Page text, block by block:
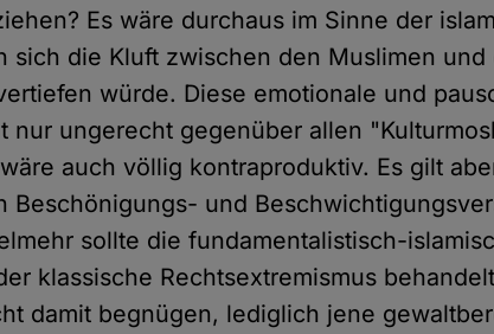
Es wäre durchaus im Sinne der
sich die Kluft zwischen den Muslimen und
würde. Diese emotionale und
nur ungerecht gegenüber allen
auch völlig kontraproduktiv. Es gilt
Beschönigungs- und
sollte die fundamentalistisch-
klassische Rechtsextremismus
damit begnügen, lediglich jene